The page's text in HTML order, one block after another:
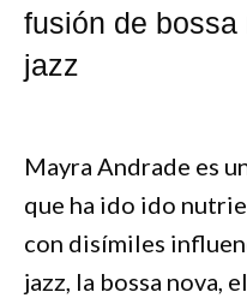
fusión de
jazz
Mayra Andrade es
que ha ido ido
con disímiles
jazz, la bossa nova,